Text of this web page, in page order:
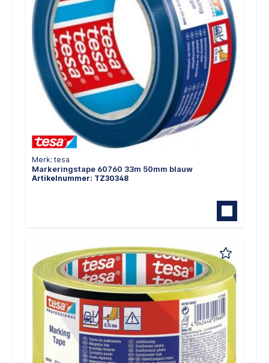
Merk: tesa
Markeringstape 60760 33m 50mm blauw
Artikelnummer: TZ30348